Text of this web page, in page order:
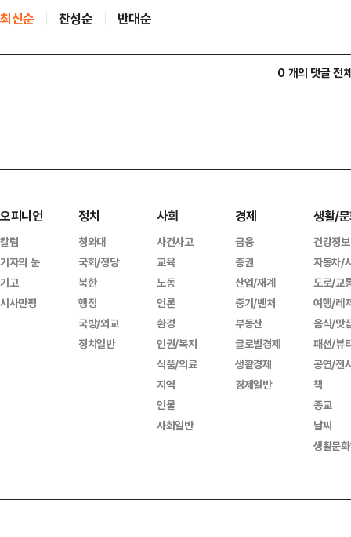
최신순 찬성순 반대순
0 개의 댓글 전
오피니언
칼럼
기자의 눈
기고
시사만평
정치
청와대
국회/정당
북한
행정
국방/외교
정치일반
사회
사건사고
교육
노동
언론
환경
인권/복지
식품/의료
지역
인물
사회일반
경제
금융
증권
산업/재계
중기/벤처
부동산
글로벌경제
생활경제
경제일반
생활/
건강정보
자동차/
도로/교
여행/레
음식/맛
패션/뷰
공연/전
책
종교
날씨
생활문